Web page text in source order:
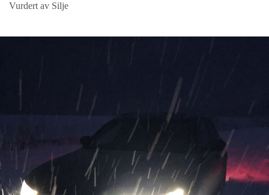
Vurdert av Silje